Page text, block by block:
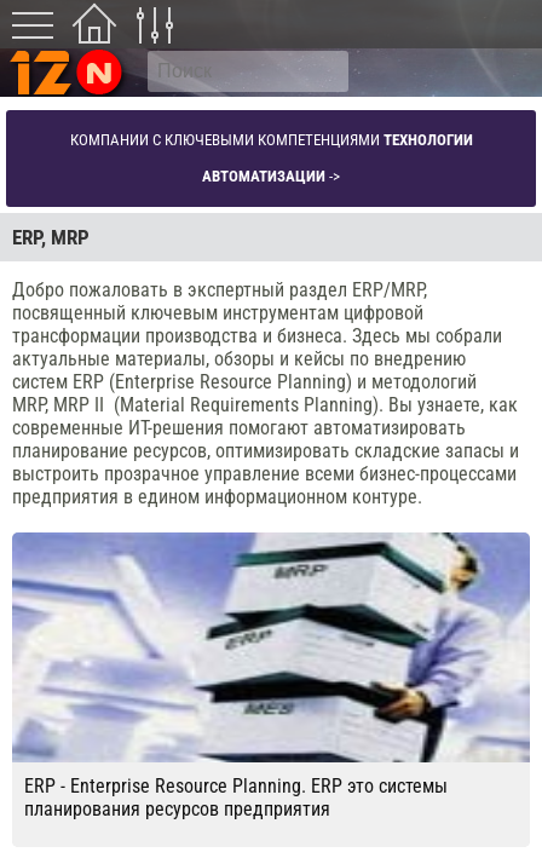
КОМПАНИИ С КЛЮЧЕВЫМИ КОМПЕТЕНЦИЯМИ ТЕХНОЛОГИИ
АВТОМАТИЗАЦИИ ->
ERP, MRP
Добро пожаловать в экспертный раздел ERP/MRP,
посвященный ключевым инструментам цифровой
трансформации производства и бизнеса. Здесь мы собрали
актуальные материалы, обзоры и кейсы по внедрению
систем ERP (Enterprise Resource Planning) и методологий
MRP, MRP II (Material Requirements Planning). Вы узнаете, как
современные ИТ-решения помогают автоматизировать
планирование ресурсов, оптимизировать складские запасы и
выстроить прозрачное управление всеми бизнес-процессами
предприятия в едином информационном контуре.
ERP - Enterprise Resource Planning. ERP это системы
планирования ресурсов предприятия